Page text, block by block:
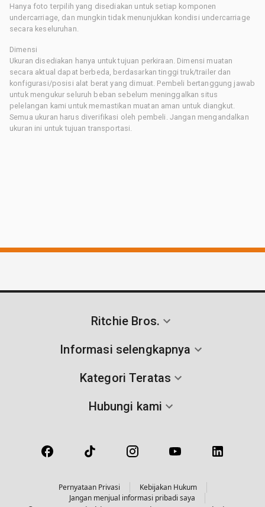
Hanya foto terpilih yang disediakan untuk setiap komponen
undercarriage, dan mungkin tidak menunjukkan kondisi undercarriage
secara keseluruhan.
Dimensi
Ukuran disediakan hanya untuk tujuan perkiraan. Dimensi muatan
secara aktual dapat berbeda, berdasarkan tinggi truk/trailer dan
konfigurasi/posisi alat berat yang dimuat. Pembeli bertanggung jawab
untuk mengukur seluruh beban sebelum meninggalkan situs
pelelangan kami untuk memastikan muatan aman untuk diangkut.
Semua ukuran harus diverifikasi oleh pembeli. Jangan mengandalkan
ukuran ini untuk tujuan transportasi.
Ritchie Bros.
Informasi selengkapnya
Kategori Teratas
Hubungi kami
Pernyataan Privasi
Kebijakan Hukum
Jangan menjual informasi pribadi saya